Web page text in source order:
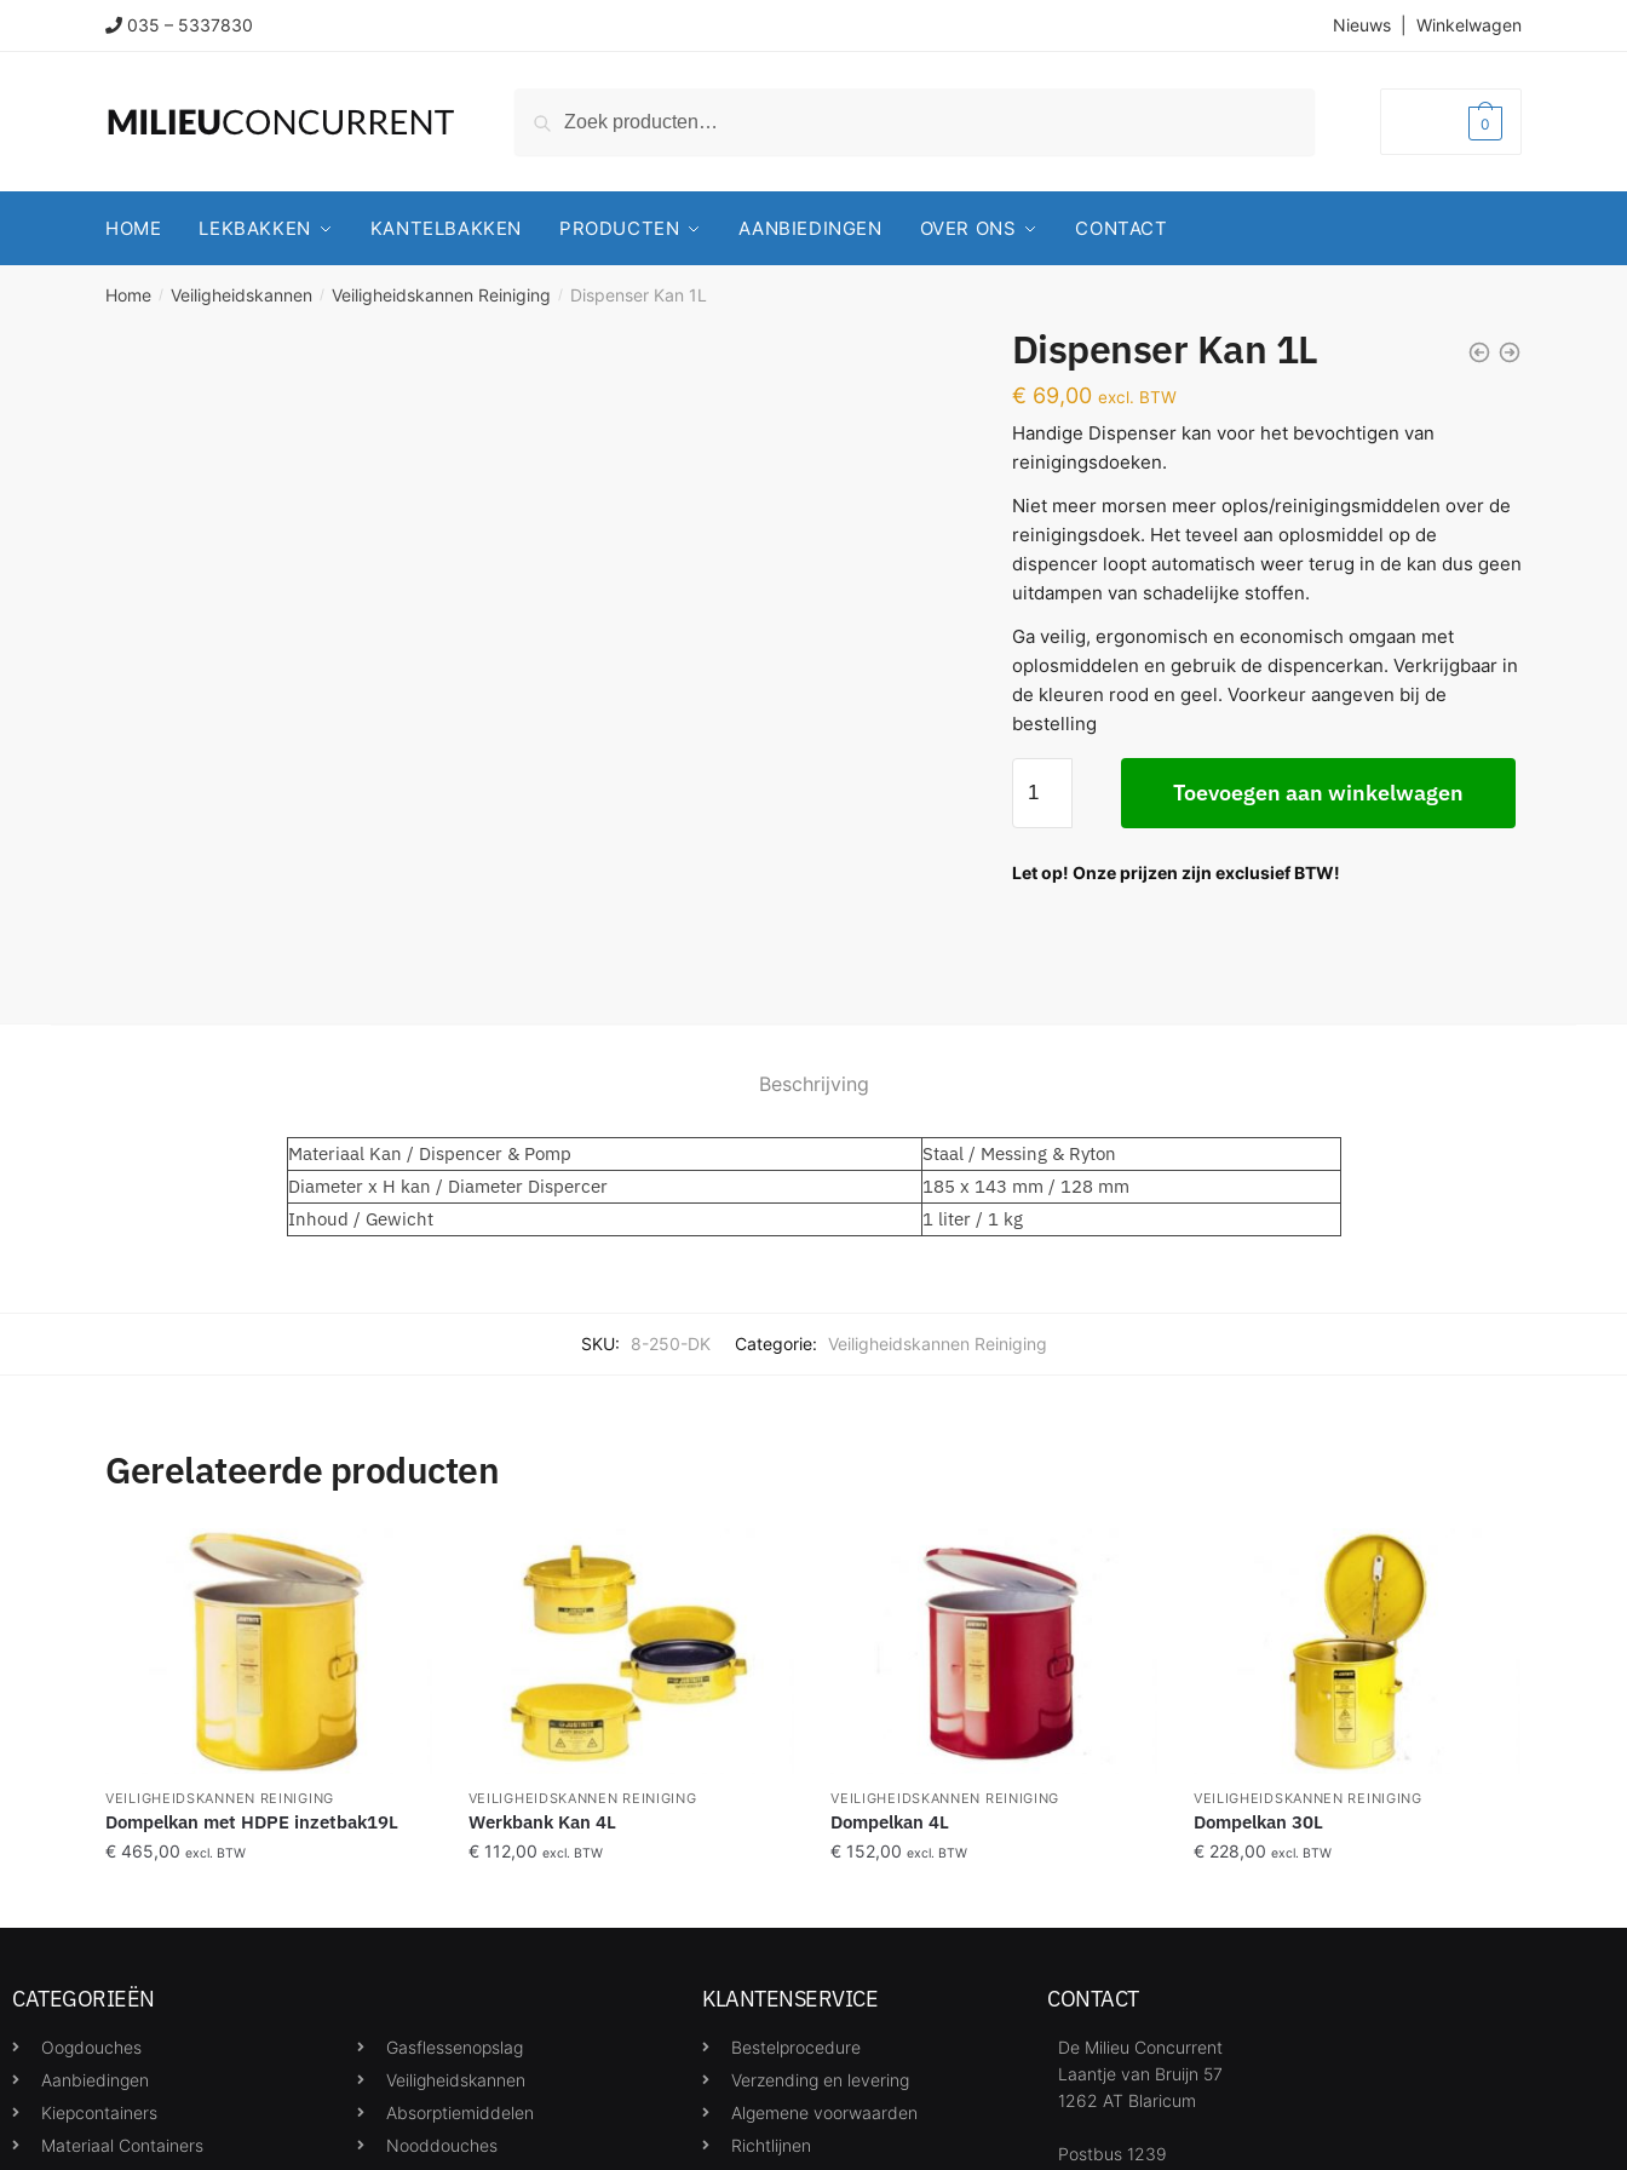
035 – 5337830 Nieuws Winkelwagen
Zoeken 0
HOME LEKBAKKEN KANTELBAKKEN PRODUCTEN AANBIEDINGEN OVER ONS CONTACT
Home / Veiligheidskannen / Veiligheidskannen Reiniging / Dispenser Kan 1L
Dispenser Kan 1L
€ 69,00 excl. BTW
Handige Dispenser kan voor het bevochtigen van
reinigingsdoeken.
Niet meer morsen meer oplos/reinigingsmiddelen over de
reinigingsdoek. Het teveel aan oplosmiddel op de
dispencer loopt automatisch weer terug in de kan dus geen
uitdampen van schadelijke stoffen.
Ga veilig, ergonomisch en economisch omgaan met
oplosmiddelen en gebruik de dispencerkan. Verkrijgbaar in
de kleuren rood en geel. Voorkeur aangeven bij de
bestelling
Toevoegen aan winkelwagen
Let op! Onze prijzen zijn exclusief BTW!
Beschrijving
Materiaal Kan / Dispencer & Pomp
Staal / Messing & Ryton
Diameter x H kan / Diameter Dispercer
185 x 143 mm / 128 mm
Inhoud / Gewicht
1 liter / 1 kg
SKU: 8-250-DK Categorie: Veiligheidskannen Reiniging
Gerelateerde producten
VEILIGHEIDSKANNEN REINIGING
Dompelkan met HDPE inzetbak19L
€ 465,00 excl. BTW
VEILIGHEIDSKANNEN REINIGING
Werkbank Kan 4L
€112,00 excl. BTW
VEILIGHEIDSKANNEN REINIGING
Dompelkan 4L
€ 152,00 excl. BTW
VEILIGHEIDSKANNEN REINIGING
Dompelkan 30L
€228,00 excl. BTW
CATEGORIEËN
Oogdouches
Aanbiedingen
Kiepcontainers
Materiaal Containers
Gasflessenopslag
Veiligheidskannen
Absorptiemiddelen
Nooddouches
KLANTENSERVICE
Bestelprocedure
Verzending en levering
Algemene voorwaarden
Richtlijnen
CONTACT
De Milieu Concurrent
Laantje van Bruijn 57
1262 AT Blaricum
Postbus 1239